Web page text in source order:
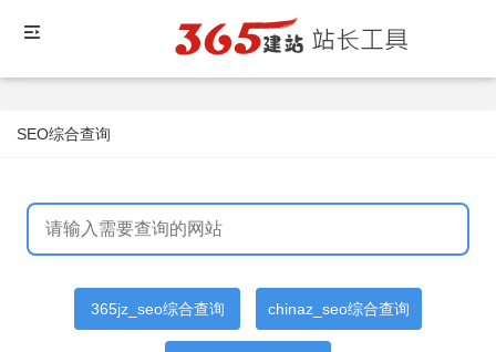
SEO综合查询
365jz_seo综合查询 chinaz_seo综合查询